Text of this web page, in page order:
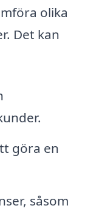
olika
Det kan
göra en
såsom